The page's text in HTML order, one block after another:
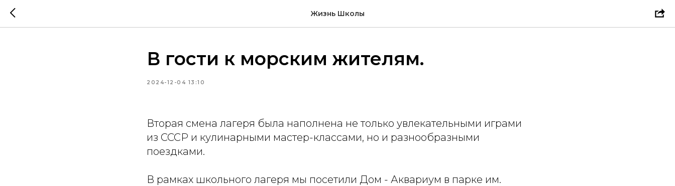
Жизнь Школы
В гости к морским жителям.
2024-12-04 13:10
Вторая смена лагеря была наполнена не только увлекательными играми
из СССР и кулинарными мастер-классами, но и разнообразными
поездками.
В рамках школьного лагеря мы посетили Дом - Аквариум в парке им.